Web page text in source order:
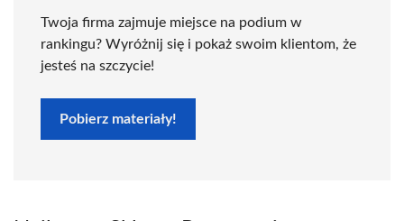
Twoja firma zajmuje miejsce na podium w
rankingu? Wyróżnij się i pokaż swoim klientom, że
jesteś na szczycie!
Pobierz materiały!